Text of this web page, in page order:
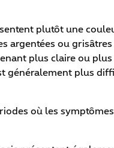
plutôt une
argentées ou
plus claire ou
généralement plus
où les